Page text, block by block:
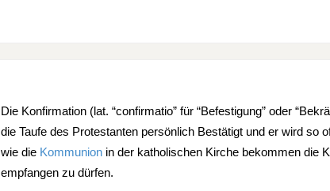
Die Konfirmation (lat. “confirmatio” für “Befestigung” oder
die Taufe des Protestanten persönlich Bestätigt und er wird
wie die Kommunion in der katholischen Kirche bekommen die
empfangen zu dürfen.